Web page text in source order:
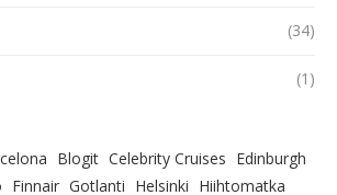
(34)
(1)
Blogit Celebrity Cruises Edinburgh
Finnair Gotlanti Helsinki Hiihtomatka